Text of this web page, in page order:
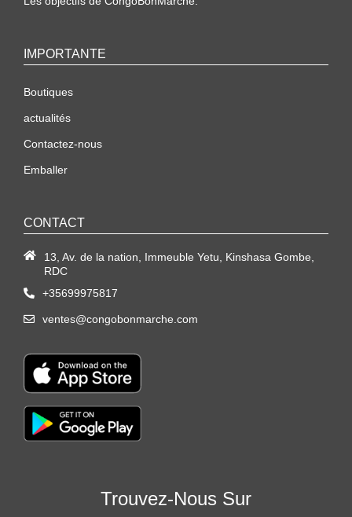
IMPORTANTE
Boutiques
actualités
Contactez-nous
Emballer
CONTACT
13, Av. de la nation, Immeuble Yetu, Kinshasa Gombe,
RDC
+35699975817
ventes@congobonmarche.com
Trouvez-Nous Sur